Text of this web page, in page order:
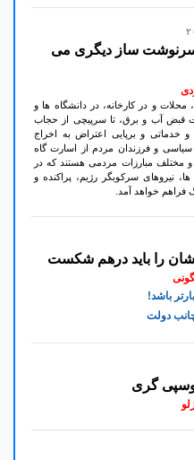
سرنوشت ساز دیگری می
و در کارخانه، در دانشگاه ها و
قبض آب و برق، تا سرپیچی از حجاب
و خدماتی و برپایی اعتراض به اخراج
سیاسی و فرزندان مردم از اسارت گاه
و مختلف مبارزات مردمی هستند که در
سرکوبگر رژیم، پراکنده و
فراهم خواهد آمد.
را باید درهم شکست
باشد!
چانب دولت
گری